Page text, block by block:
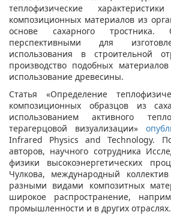
теплофизические
композиционных материалов из
основе сахарного
перспективными для
использования в строительной
производство подобных
использование древесины.
Статья «Определение
композиционных образцов из
использованием активного
терагерцовой визуализации»
Infrared Physics and Technology.
авторов, научного сотрудника
физики высокоэнергетических
Чулкова, международный
разными видами композитных
широкое распространение,
промышленности и в других отраслях.